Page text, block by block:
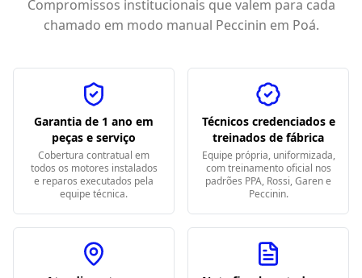
Compromissos institucionais que valem para cada
chamado em modo manual Peccinin em Poá.
Garantia de 1 ano em
peças e serviço
Cobertura contratual em
todos os motores instalados
e reparos executados pela
equipe técnica.
Técnicos credenciados e
treinados de fábrica
Equipe própria, uniformizada,
com treinamento oficial nos
padrões PPA, Rossi, Garen e
Peccinin.